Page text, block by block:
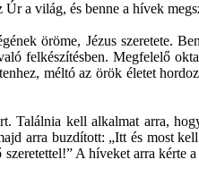
a világ, és benne a hívek
öröme, Jézus szeretete.
felkészítésben. Megfelelő
méltó az örök életet
Találnia kell alkalmat arra,
arra buzdított: „Itt és most
A híveket arra